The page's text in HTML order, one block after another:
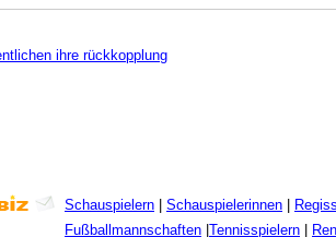
ihre rückkopplung
Schauspielern Schauspielerinnen
Fußballmannschaften Tennisspielern